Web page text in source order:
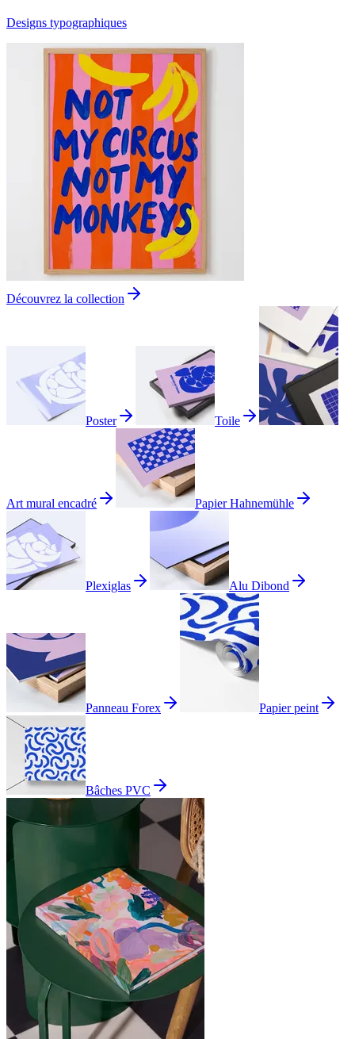
Designs typographiques
Découvrez la collection
Poster Toile
Art mural encadré Papier Hahnemühle
Plexiglas Alu Dibond
Panneau Forex Papier peint
Bâches PVC